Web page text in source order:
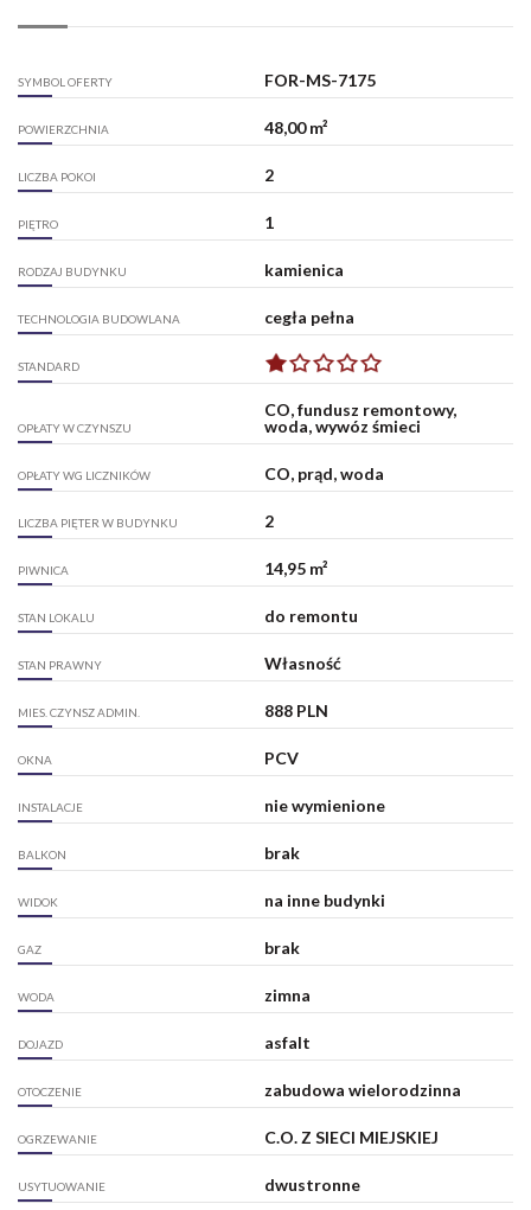
SYMBOL OFERTY FOR-MS-7175
POWIERZCHNIA 48,00 m²
LICZBA POKOI 2
PIĘTRO 1
RODZAJ BUDYNKU kamienica
TECHNOLOGIA BUDOWLANA cegła pełna
STANDARD
OPŁATY W CZYNSZU
CO, fundusz remontowy,
woda, wywóz śmieci
OPŁATY WG LICZNIKÓW CO, prąd, woda
LICZBA PIĘTER W BUDYNKU 2
PIWNICA 14,95 m²
STAN LOKALU do remontu
STAN PRAWNY Własność
MIES. CZYNSZ ADMIN. 888 PLN
OKNA PCV
INSTALACJE nie wymienione
BALKON brak
WIDOK na inne budynki
GAZ brak
WODA zimna
DOJAZD asfalt
OTOCZENIE zabudowa wielorodzinna
OGRZEWANIE C.O. Z SIECI MIEJSKIEJ
USYTUOWANIE dwustronne